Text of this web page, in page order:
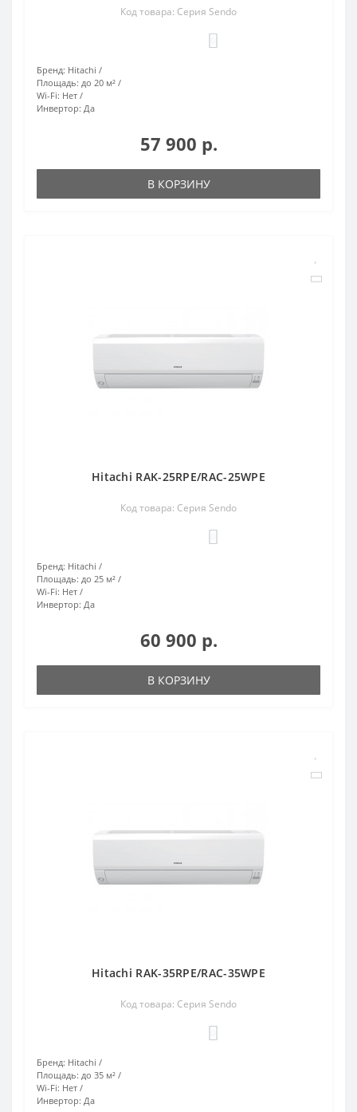
Код товара: Серия Sendo
Бренд: Hitachi
Площадь: до 20 м²
Wi-Fi: Нет
Инвертор: Да
57 900 р.
В КОРЗИНУ
Hitachi RAK-25RPE/RAC-25WPE
Код товара: Серия Sendo
Бренд: Hitachi
Площадь: до 25 м²
Wi-Fi: Нет
Инвертор: Да
60 900 р.
В КОРЗИНУ
Hitachi RAK-35RPE/RAC-35WPE
Код товара: Серия Sendo
Бренд: Hitachi
Площадь: до 35 м²
Wi-Fi: Нет
Инвертор: Да